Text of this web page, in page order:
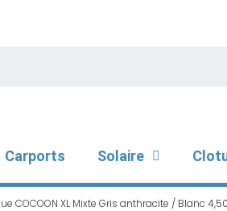
Carports Solaire
COCOON XL Mixte Gris anthracite / Blanc